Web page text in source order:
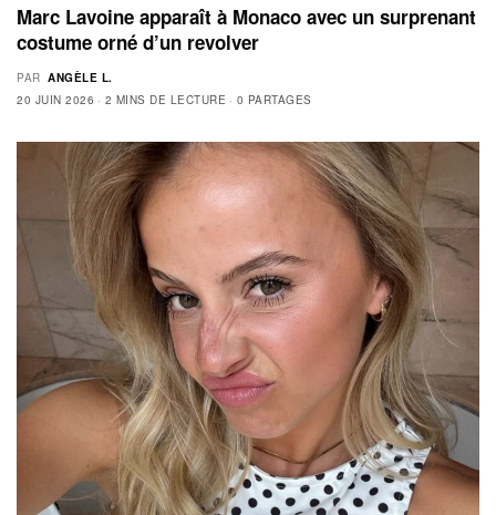
Marc Lavoine apparaît à Monaco avec un surprenant
costume orné d’un revolver
PAR ANGÈLE L.
20 JUIN 2026
2 MINS DE LECTURE 0 PARTAGES